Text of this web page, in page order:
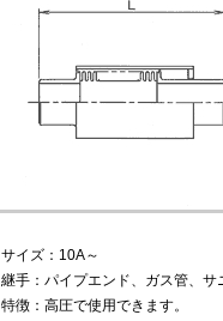
サイズ：10A～
継手：パイプエンド、ガス管、
特徴：高圧で使用できます。